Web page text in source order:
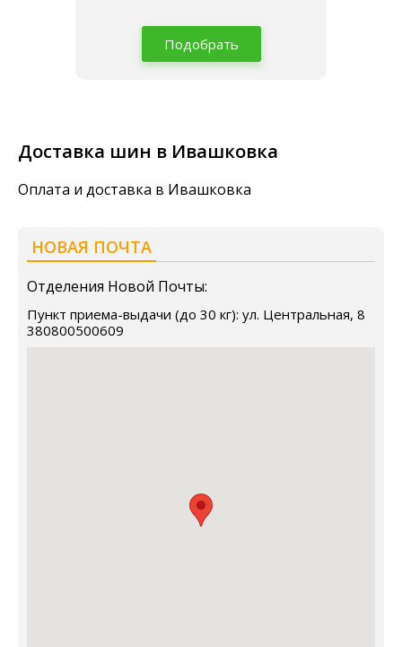
Подобрать
Доставка шин в Ивашковка
Оплата и доставка в Ивашковка
НОВАЯ ПОЧТА
Отделения Новой Почты:
Пункт приема-выдачи (до 30 кг): ул. Центральная, 8
380800500609